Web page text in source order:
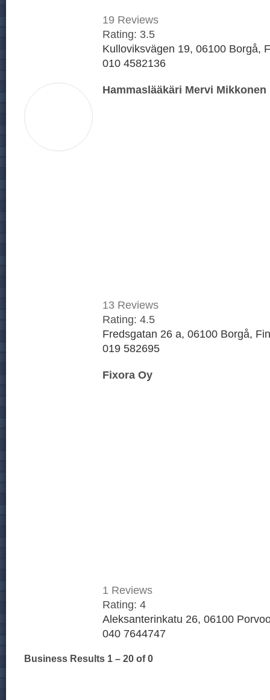
19 Reviews
Rating: 3.5
Kulloviksvägen 19, 06100 Borgå,
010 4582136
Hammaslääkäri Mervi Mikkonen
13 Reviews
Rating: 4.5
Fredsgatan 26 a, 06100 Borgå,
019 582695
Fixora Oy
1 Reviews
Rating: 4
Aleksanterinkatu 26, 06100
040 7644747
Business Results 1 – 20 of 0